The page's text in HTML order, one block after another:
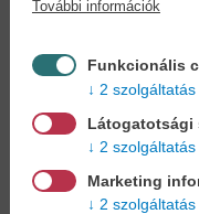
könyve
Otthonában,
könyvet -
További információk
Funkcionális
2 szolgáltatás
Látogatotsági
2 szolgáltatás
Marketing
2 szolgáltatás